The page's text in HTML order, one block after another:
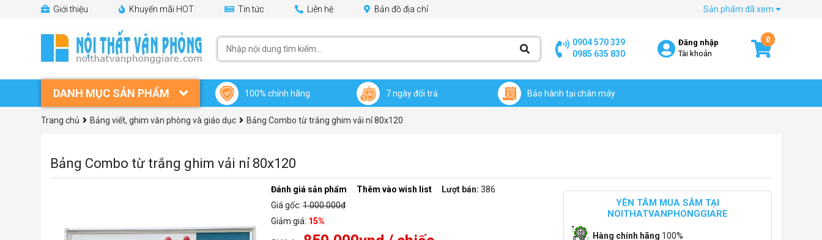
Giới thiệu Khuyến mãi HOT Tin tức Liên hệ Bản đồ địa chỉ Sản phẩm đã xem
0904 570 339
0985 635 830
Đăng nhập
Tài khoản
0
DANH MỤC SẢN PHẨM 100% chính hãng 7 ngày đổi trả Bảo hành tại chân máy
Trang chủ Bảng viết, ghim văn phòng và giáo dục Bảng Combo từ trắng ghim vải nỉ 80x120
Bảng Combo từ trắng ghim vải nỉ 80x120
Đánh giá sản phẩm Thêm vào wish list Lượt bán: 386
Giá gốc: 1.000.000đ
Giảm giá: 15%
YÊN TÂM MUA SẮM TẠI
NOITHATVANPHONGGIARE
Hàng chính hãng 100%